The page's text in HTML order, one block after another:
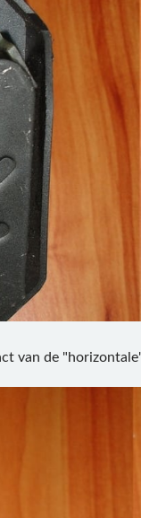
van de